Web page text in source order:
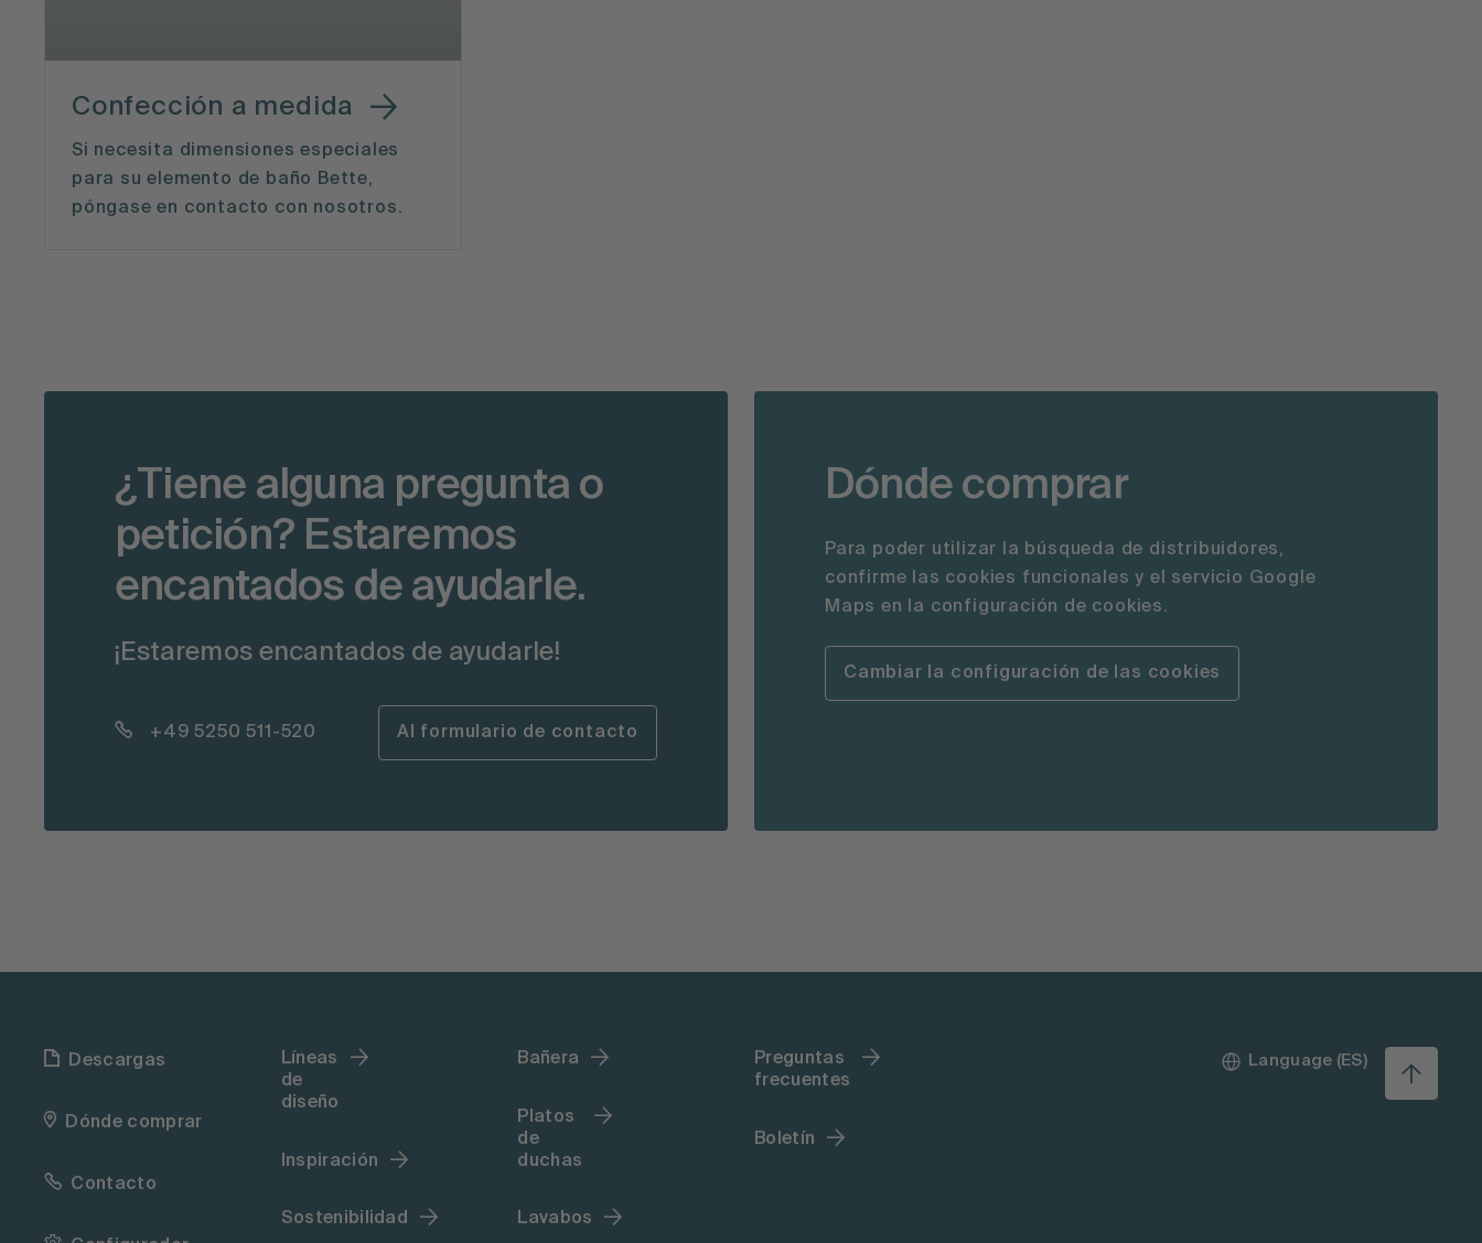
Confección a medida
Si necesita dimensiones especiales
para su elemento de baño Bette,
póngase en contacto con nosotros.
¿Tiene alguna pregunta o
petición? Estaremos
encantados de ayudarle.
¡Estaremos encantados de ayudarle!
+49 5250 511-520 Al formulario de contacto
Dónde comprar
Para poder utilizar la búsqueda de distribuidores,
confirme las cookies funcionales y el servicio Google
Maps en la configuración de cookies.
Cambiar la configuración de las cookies
Descargas
Dónde comprar
Contacto
Líneas
de
diseño
Inspiración
Sostenibilidad
Bañera
Platos
de
duchas
Lavabos
Preguntas
frecuentes
Boletín
Language (ES)